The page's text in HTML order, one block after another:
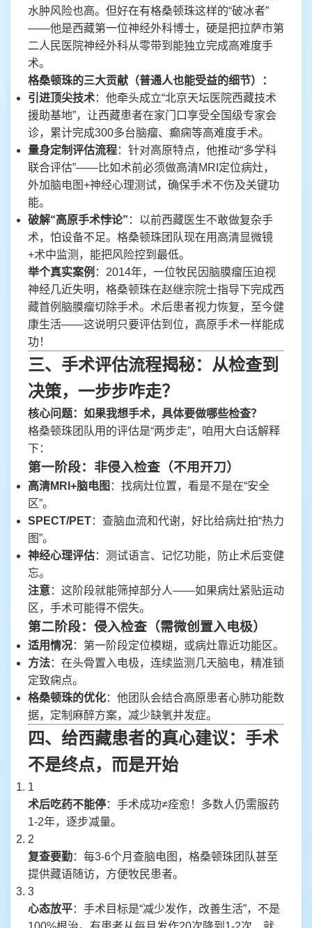
水肿风险也高。但好在有格桑顿珠这样的“破冰者”
——他是西藏第一位神经外科博士，硬是把拉萨市第
二人民医院神经外科从零带到能独立完成高难度手
术。
格桑顿珠的三大贡献（普通人也能受益的细节）：
引进顶尖技术：他牵头成立“北京天坛医院西藏技术
援助基地”，让西藏患者在家门口享受全国级专家会
诊，累计完成300多台脑瘤、癫痫等高难度手术。
量身定制评估流程：针对高原特点，他推动“多学科
联合评估”——比如术前必须做高清MRI定位病灶，
外加脑电图+神经心理测试，确保手术不伤及关键功
能。
破解“高原手术悖论” ：以前西藏医生不敢做复杂手
术，怕设备不足。格桑顿珠团队现在用高清显微镜
+术中监测，能把风险控到最低。
举个真实案例 ：2014年，一位牧民因脑膜瘤压迫视
神经几近失明，格桑顿珠在赵继宗院士指导下完成西
藏首例脑膜瘤切除手术。术后患者视力恢复，至今健
康生活——这说明只要评估到位，高原手术一样能成
功！
三、手术评估流程揭秘：从检查到
决策，一步步咋走？
核心问题：如果我想手术，具体要做哪些检查？
格桑顿珠团队用的评估是“两步走”，咱用大白话解释
下：
第一阶段：非侵入检查（不用开刀）
高清MRI+脑电图 ：找病灶位置，看是不是在“安全
区”。
SPECT/PET：查脑血流和代谢，好比给病灶拍“热力
图”。
神经心理评估：测试语言、记忆功能，防止术后变健
忘。
注意：这阶段就能筛掉部分人——如果病灶紧贴运动
区，手术可能得不偿失。
第二阶段：侵入检查（需微创置入电极）
适用情况：第一阶段定位模糊，或病灶靠近功能区。
方法：在头骨置入电极，连续监测几天脑电，精准锁
定致痫点。
格桑顿珠的优化：他团队会结合高原患者心肺功能数
据，定制麻醉方案，减少缺氧并发症。
四、给西藏患者的真心建议：手术
不是终点，而是开始
1
术后吃药不能停：手术成功≠痊愈！多数人仍需服药
1-2年，逐步减量。
2
复查要勤：每3-6个月查脑电图，格桑顿珠团队甚至
提供藏语随访，方便牧民患者。
3
心态放平：手术目标是“减少发作，改善生活”，不是